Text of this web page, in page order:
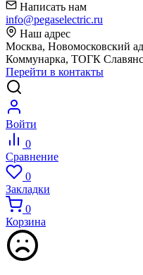
Написать нам
info@pegaselectric.ru
Наш адрес
Москва, Новомосковский
Коммунарка, ТОГК
Перейти в контакты
Войти
0
Сравнение
0
Закладки
0
Корзина